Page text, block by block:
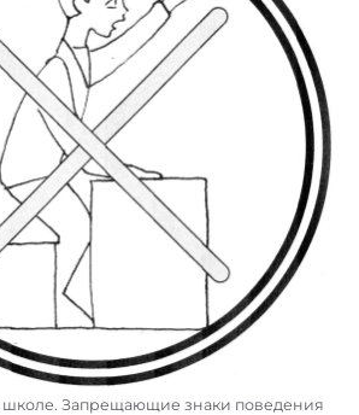
школе. Запрещающие знаки поведения